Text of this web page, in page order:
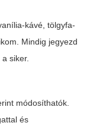
kávé, tölgyfa-
Mindig jegyezd
siker.
módosíthatók.
és